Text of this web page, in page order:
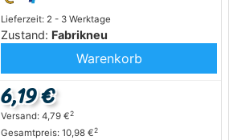
Lieferzeit: 2 - 3 Werktage
Zustand: Fabrikneu
Warenkorb
6,19 €
Versand: 4,79 €2
Gesamtpreis: 10,98 €2